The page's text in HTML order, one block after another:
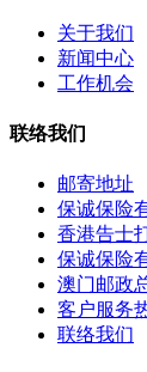
关于我们
新闻中心
工作机会
联络我们
邮寄地址
保诚保险
香港告士
保诚保险
澳门邮政
客户服务
联络我们